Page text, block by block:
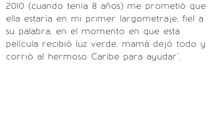
2010 (cuando tenía 8 años) me prometió que
ella estaría en mi primer largometraje; fiel a
su palabra, en el momento en que esta
película recibió luz verde, mamá dejó todo y
corrió al hermoso Caribe para ayudar".